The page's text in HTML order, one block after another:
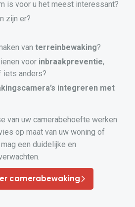
is voor u het meest interessant?
zijn er?
vanterreinbewaking?
voor inbraakpreventie,
iets anders?
integreren met
van uw camerabehoefte werken
op maat van uw woning of
een duidelijke en
camerabewaking